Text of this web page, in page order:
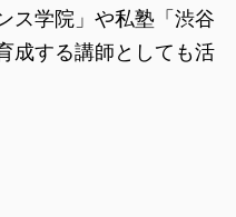
ス学院」や私塾「渋谷
成する講師としても活